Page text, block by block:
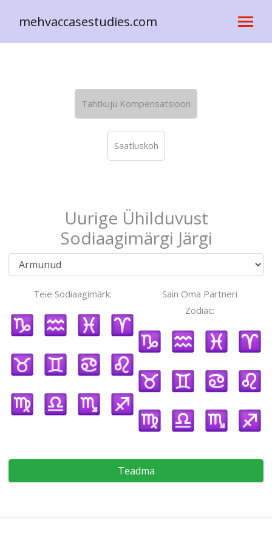
mehvaccasestudies.com
Tähtkuju Kompensatsioon
Saatluskoh
Uurige Ühilduvust
Sodiaagimärgi Järgi
Teie Sodiaagimärk:
Sain Oma Partneri
Zodiac:
Teadma